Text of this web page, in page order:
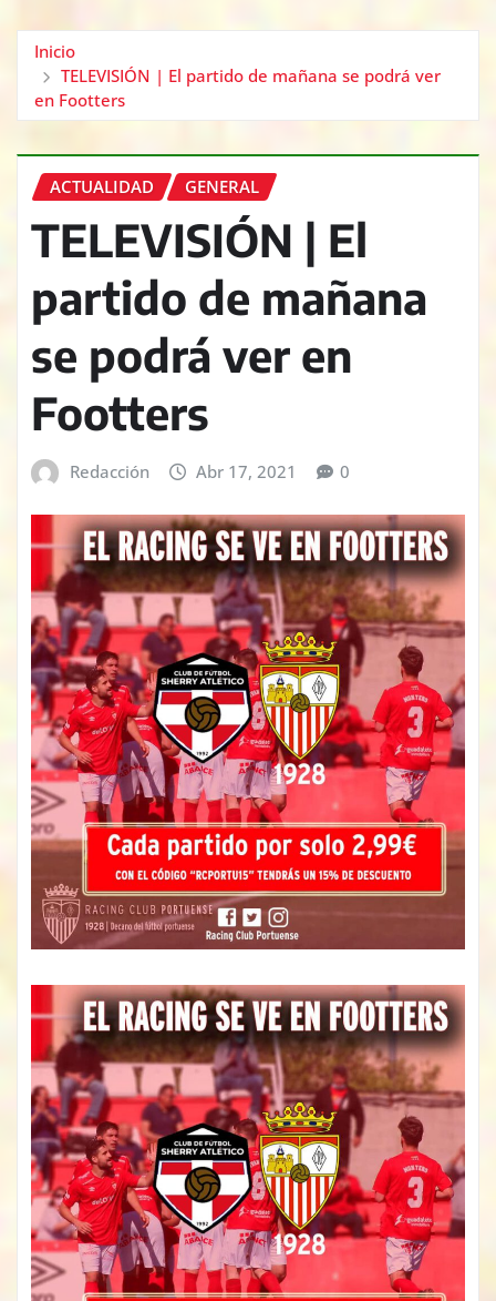
Inicio
TELEVISIÓN | El partido de mañana se podrá ver
en Footters
ACTUALIDAD GENERAL
TELEVISIÓN | El
partido de mañana
se podrá ver en
Footters
Redacción Abr 17, 2021 0